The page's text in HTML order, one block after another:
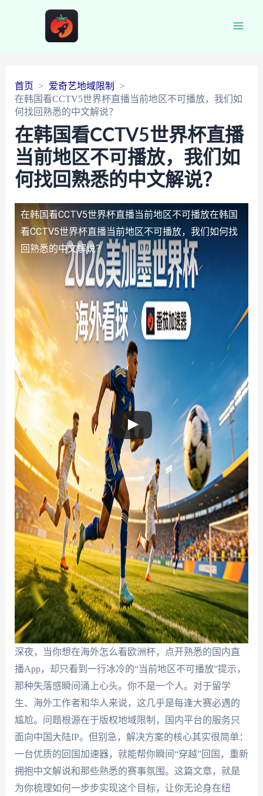
首页
爱奇艺地域限制
在韩国看CCTV5世界杯直播当前地区不可播放，我们如
何找回熟悉的中文解说？
在韩国看CCTV5世界杯直播
当前地区不可播放，我们如
何找回熟悉的中文解说？
在韩国看CCTV5世界杯直播当前地区不可播放在韩国
看CCTV5世界杯直播当前地区不可播放，我们如何找
回熟悉的中文解说？
深夜，当你想在海外怎么看欧洲杯，点开熟悉的国内直
播App，却只看到一行冰冷的“当前地区不可播放”提示，
那种失落感瞬间涌上心头。你不是一个人。对于留学
生、海外工作者和华人来说，这几乎是每逢大赛必遇的
尴尬。问题根源在于版权地域限制，国内平台的服务只
面向中国大陆IP。但别急，解决方案的核心其实很简单：
一台优质的回国加速器，就能帮你瞬间“穿越”回国，重新
拥抱中文解说和那些熟悉的赛事氛围。这篇文章，就是
为你梳理如何一步步实现这个目标，让你无论身在纽